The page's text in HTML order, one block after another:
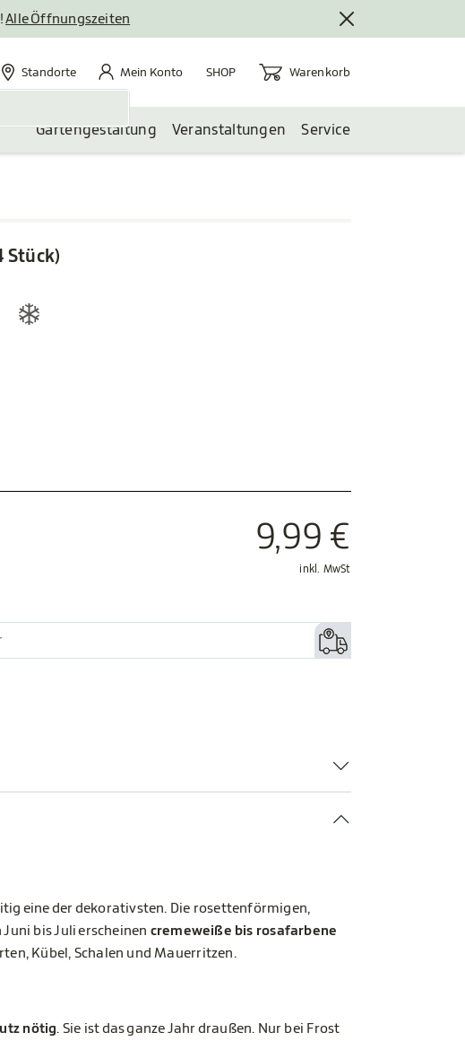
Alle Öffnungszeiten
Standorte
Standorte Mein Konto
Mein Konto SHOP Warenkorb
Warenkorb
Gartengestaltung Veranstaltungen Service
Stück)
9,99 €
inkl. MwSt
eine der dekorativsten. Die rosettenförmigen,
bis Juli erscheinen cremeweiße bis rosafarbene
Kübel, Schalen und Mauerritzen.
nötig. Sie ist das ganze Jahr draußen. Nur bei Frost